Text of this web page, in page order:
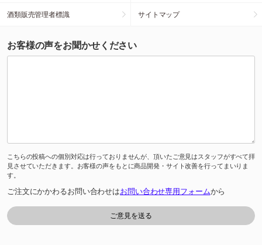
酒類販売管理者標識 サイトマップ
お客様の声をお聞かせください
こちらの投稿への個別対応は行っておりませんが、頂いたご意見はスタッフがすべて拝
見させていただきます。お客様の声をもとに商品開発・サイト改善を行ってまいりま
す。
ご注文にかかわるお問い合わせはお問い合わせ専用フォームから